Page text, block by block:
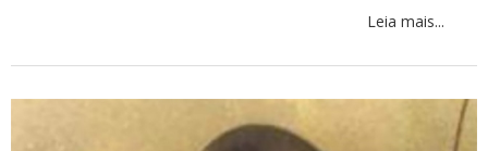
Leia mais...